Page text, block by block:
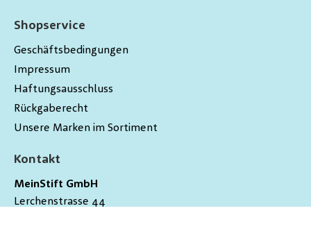
Kontakt
MeinStift GmbH
Lerchenstrasse 44
Shopservice
Geschäftsbedingungen
Impressum
Haftungsausschluss
Rückgaberecht
Unsere Marken im Sortiment